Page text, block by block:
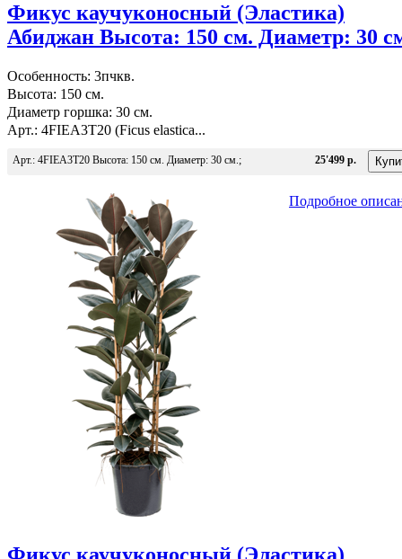
Фикус каучуконосный (Эластика)
Абиджан Высота: 150 см. Диаметр: 30
Особенность: 3пчкв.
Высота: 150 см.
Диаметр горшка: 30 см.
Арт.: 4FIEA3T20 (Ficus elastica...
Арт.: 4FIEA3T20 Высота: 150 см. Диаметр: 30 см.; 25'499 р.
Подробное